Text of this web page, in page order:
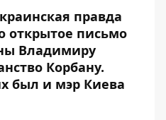
правда
открытое письмо
Владимиру
Корбану.
был и мэр Киева